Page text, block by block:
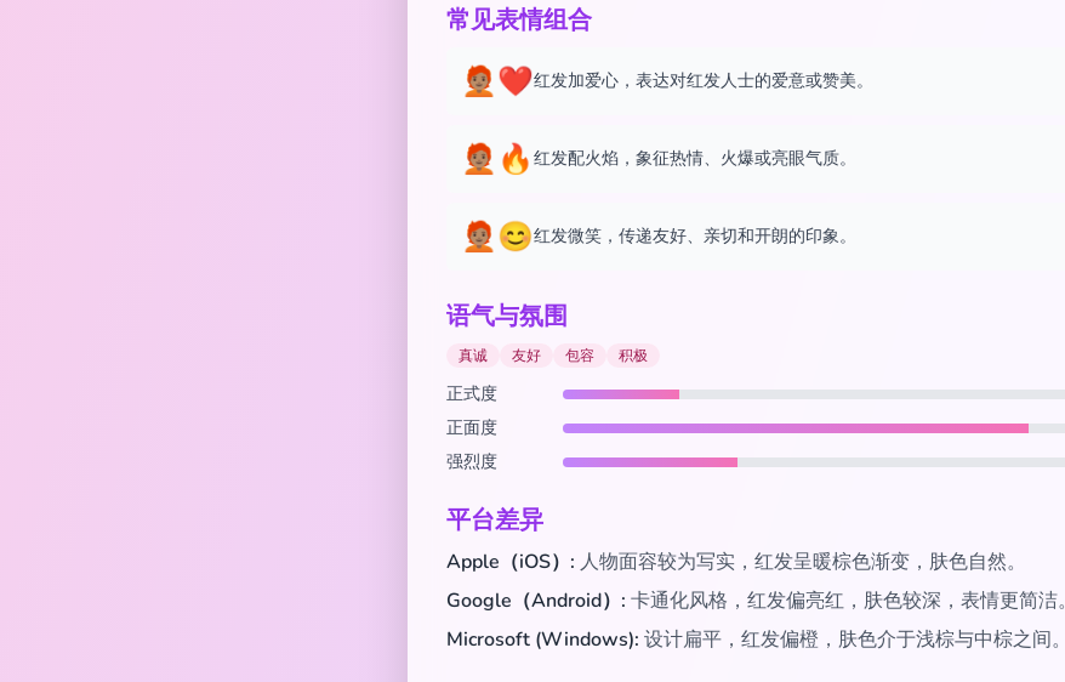
常见表情组合
🧑🏽‍🦰❤️红发加爱心，表达对红发人士的爱意或赞美。
🧑🏽‍🦰🔥 红发配火焰，象征热情、火爆或亮眼气质。
🧑🏽‍🦰😊红发微笑，传递友好、亲切和开朗的印象。
语气与氛围
真诚 友好 包容 积极
正式度
正面度
强烈度
平台差异
Apple（iOS）: 人物面容较为写实，红发呈暖棕色渐变，肤色自然。
Google（Android）: 卡通化风格，红发偏亮红，肤色较深，表情更简洁。
Microsoft (Windows): 设计扁平，红发偏橙，肤色介于浅棕与中棕之间。